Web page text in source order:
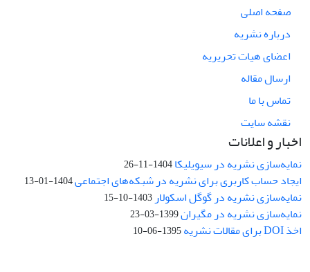
صفحه اصلی
درباره نشریه
اعضای هیات تحریریه
ارسال مقاله
تماس با ما
نقشه سایت
اخبار و اعلانات
نمایه‌سازی نشریه در سیویلیکا1404-11-26
ایجاد حساب کاربری برای نشریه در شبکه‌های اجتماعی1404-01-13
نمایه‌سازی نشریه در گوگل اسکولار 1403-10-15
نمایه‌سازی نشریه در مگیران1399-03-23
اخذ DOI برای مقالات نشریه 1395-06-10